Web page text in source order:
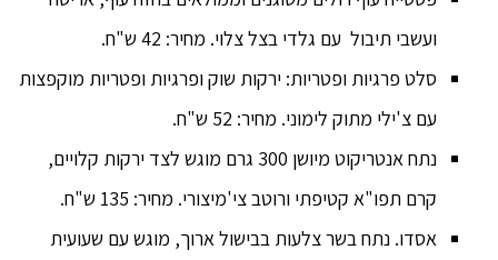
ועשבי תיבול עם גלדי בצל צלוי. מחיר: 42 ש"ח.
סלט פרגיות ופטריות: ירקות שוק ופרגיות ופטריות מוקפצות
עם צ'ילי מתוק לימוני. מחיר: 52 ש"ח.
נתח אנטריקוט מיושן 300 גרם מוגש לצד ירקות קלויים,
קרם תפו"א קטיפתי ורוטב צי'מיצורי. מחיר: 135 ש"ח.
אסדו. נתח בשר צלעות בבישול ארוך, מוגש עם שעועית